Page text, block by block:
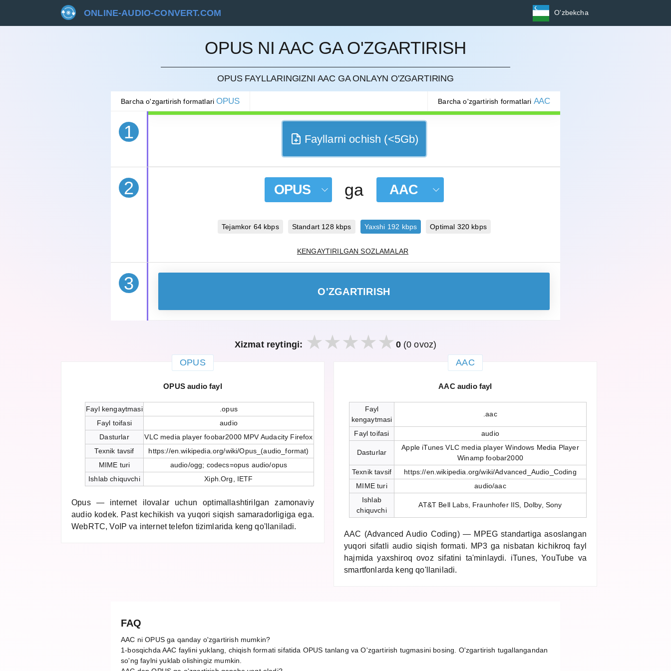
ONLINE-AUDIO-CONVERT.COM O'zbekcha
OPUS NI AAC GA O'ZGARTIRISH
OPUS FAYLLARINGIZNI AAC GA ONLAYN O'ZGARTIRING
Barcha o'zgartirish formatlariOPUS Barcha o'zgartirish formatlari AAC
1
BEKOR QILISH
Fayllarni ochish (<5Gb)
2 OPUS ga AAC
Tejamkor 64 kbps Standart 128 kbps Yaxshi 192 kbps Optimal 320 kbps
KENGAYTIRILGAN SOZLAMALAR
3 O'ZGARTIRISH
Xizmat reytingi: 0(0 ovoz)
OPUS
OPUS audio fayl
Fayl kengaytmasi
.opus
Fayl toifasi
audio
Dasturlar
VLC media player foobar2000 MPV Audacity Firefox
Texnik tavsif
https://en.wikipedia.org/wiki/Opus_(audio_format)
MIME turi
audio/ogg; codecs=opus audio/opus
Ishlab chiquvchi
Xiph.Org, IETF
Opus — internet ilovalar uchun optimallashtirilgan zamonaviy
audio kodek. Past kechikish va yuqori siqish samaradorligiga ega.
WebRTC, VoIP va internet telefon tizimlarida keng qo'llaniladi.
AAC
AAC audio fayl
Fayl
kengaytmasi
.aac
Fayl toifasi audio
Dasturlar
Apple iTunes VLC media player Windows Media Player
Winamp foobar2000
Texnik tavsif
https://en.wikipedia.org/wiki/Advanced_Audio_Coding
MIME turi
audio/aac
Ishlab
chiquvchi
AT&T Bell Labs, Fraunhofer IIS, Dolby, Sony
AAC (Advanced Audio Coding) — MPEG standartiga asoslangan
yuqori sifatli audio siqish formati. MP3 ga nisbatan kichikroq fayl
hajmida yaxshiroq ovoz sifatini ta'minlaydi. iTunes, YouTube va
smartfonlarda keng qo'llaniladi.
FAQ
AAC ni OPUS ga qanday o'zgartirish mumkin?
1-bosqichda AAC faylini yuklang, chiqish formati sifatida OPUS tanlang va O'zgartirish tugmasini bosing. O'zgartirish tugallangandan
so'ng faylni yuklab olishingiz mumkin.